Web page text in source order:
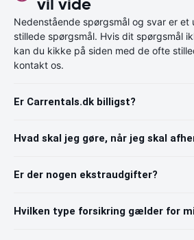
Nedenstående spørgsmål og svar er
stillede spørgsmål. Hvis dit spørgsmål
kan du kikke på siden med de ofte
kontakt os.
Er Carrentals.dk billigst?
Hvad skal jeg gøre, når jeg skal
Er der nogen ekstraudgifter?
Hvilken type forsikring gælder for